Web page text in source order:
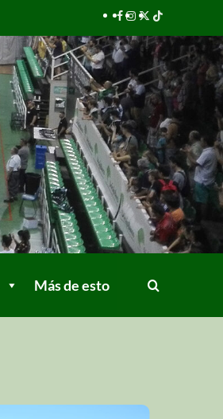
Más de esto